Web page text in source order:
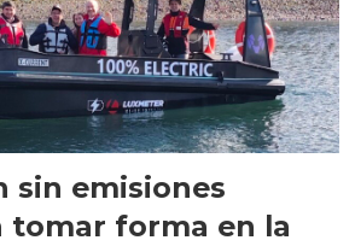
sin emisiones
tomar forma en la